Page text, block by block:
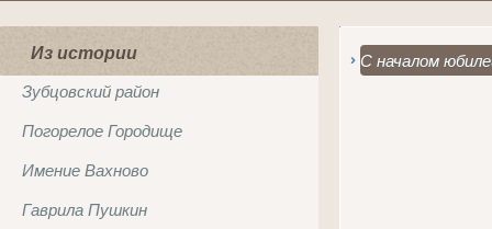
Из истории
Зубцовский район
Погорелое Городище
Имение Вахново
Гаврила Пушкин
С началом